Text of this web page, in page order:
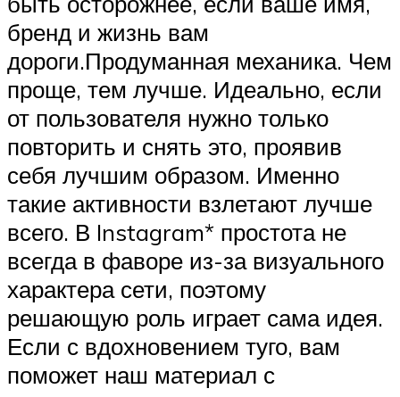
бренд и жизнь вам
дороги.Продуманная механика. Чем
проще, тем лучше. Идеально, если
от пользователя нужно только
повторить и снять это, проявив
себя лучшим образом. Именно
такие активности взлетают лучше
всего. В Instagram* простота не
всегда в фаворе из-за визуального
характера сети, поэтому
решающую роль играет сама идея.
Если с вдохновением туго, вам
поможет наш материал с